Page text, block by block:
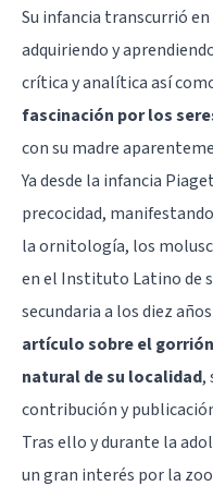
Su infancia transcurrió
adquiriendo y
crítica y analítica así
fascinación por los
con su madre
Ya desde la infancia
precocidad,
la ornitología, los
en el Instituto Latino de
secundaria a los diez
artículo sobre el
natural de su localidad,
contribución y
Tras ello y durante la
un gran interés por la